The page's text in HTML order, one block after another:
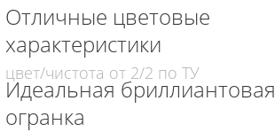
Отличные цветовые
характеристики
цвет/чистота от 2/2 по ТУ
Идеальная бриллиантовая
огранка